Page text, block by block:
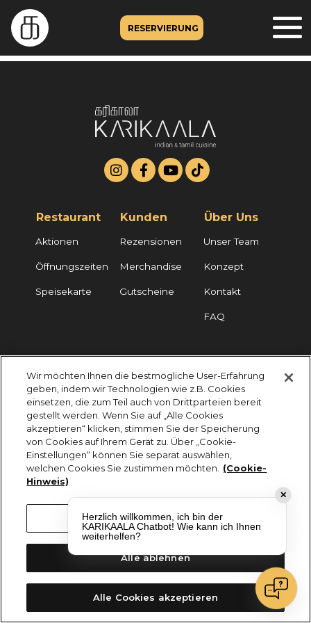
RESERVIERUNG
Restaurant
Aktionen
Öffnungszeiten
Speisekarte
Kunden
Rezensionen
Merchandise
Gutscheine
Über Uns
Unser Team
Konzept
Kontakt
FAQ
KARIKAALA ©2026 - Saily Food Service GmbH
Alle Rechte vorbehalten
Wir möchten Ihnen die bestmögliche User-Erfahrung
geben, indem wir Technologien wie z.B. Cookies
einsetzen, die zum Teil auch von Drittparteien bereit
gestellt werden. Wenn Sie auf „Alle Cookies
akzeptieren“ klicken, stimmen Sie der Speicherung
von Cookies auf Ihrem Gerät zu. Über „Cookie-
Einstellungen“ können Sie separat auswählen,
welchen Cookies Sie zustimmen möchten.
(Cookie-
Hinweis)
Cookie-Einstellungen
Alle ablehnen
Alle Cookies akzeptieren
✕
Herzlich willkommen, ich bin der
KARIKAALA Chatbot! Wie kann ich Ihnen
weiterhelfen?